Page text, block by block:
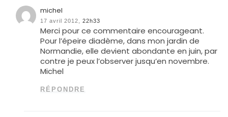
michel
17 avril 2012, 22h33
Merci pour ce commentaire encourageant.
Pour l’épeire diadème, dans mon jardin de
Normandie, elle devient abondante en juin, par
contre je peux l’observer jusqu’en novembre.
Michel
RÉPONDRE